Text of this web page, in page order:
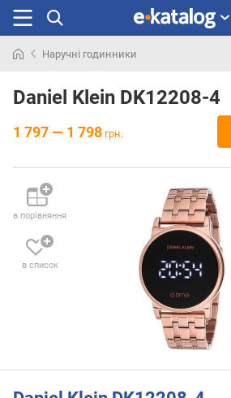
раніше
Наручні годинники
Daniel Klein DK12208-4
1 797 — 1 798 грн.
в порівняння
в список